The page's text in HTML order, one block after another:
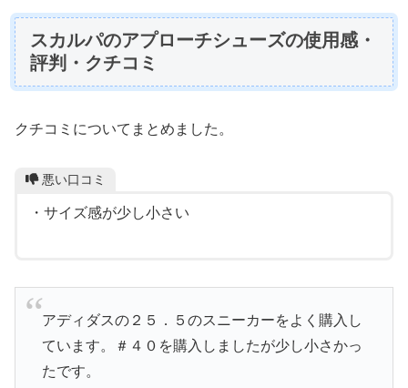
スカルパのアプローチシューズの使用感・
評判・クチコミ
クチコミについてまとめました。
悪い口コミ
・サイズ感が少し小さい
アディダスの２５．５のスニーカーをよく購入し
ています。＃４０を購入しましたが少し小さかっ
たです。